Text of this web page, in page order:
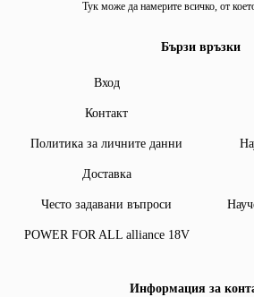
Тук може да намерите всичко, от
Бързи връзки
Вход
Контакт
Политика за личните данни
Доставка
Често задавани въпроси
POWER FOR ALL alliance 18V
Информация за